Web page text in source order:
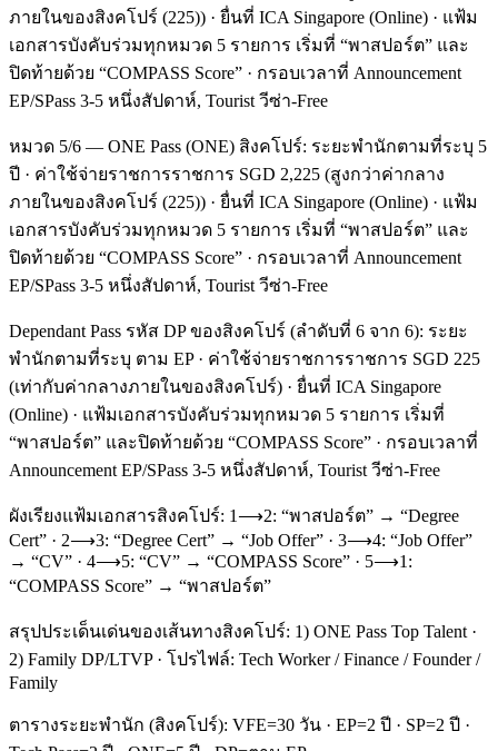
ภายในของสิงคโปร์ (225)) · ยื่นที่ ICA Singapore (Online) · แฟ้ม
เอกสารบังคับร่วมทุกหมวด 5 รายการ เริ่มที่ “พาสปอร์ต” และ
ปิดท้ายด้วย “COMPASS Score” · กรอบเวลาที่ Announcement
EP/SPass 3-5 หนึ่งสัปดาห์, Tourist วีซ่า-Free
หมวด 5/6 — ONE Pass (ONE) สิงคโปร์: ระยะพำนักตามที่ระบุ 5
ปี · ค่าใช้จ่ายราชการราชการ SGD 2,225 (สูงกว่าค่ากลาง
ภายในของสิงคโปร์ (225)) · ยื่นที่ ICA Singapore (Online) · แฟ้ม
เอกสารบังคับร่วมทุกหมวด 5 รายการ เริ่มที่ “พาสปอร์ต” และ
ปิดท้ายด้วย “COMPASS Score” · กรอบเวลาที่ Announcement
EP/SPass 3-5 หนึ่งสัปดาห์, Tourist วีซ่า-Free
Dependant Pass รหัส DP ของสิงคโปร์ (ลำดับที่ 6 จาก 6): ระยะ
พำนักตามที่ระบุ ตาม EP · ค่าใช้จ่ายราชการราชการ SGD 225
(เท่ากับค่ากลางภายในของสิงคโปร์) · ยื่นที่ ICA Singapore
(Online) · แฟ้มเอกสารบังคับร่วมทุกหมวด 5 รายการ เริ่มที่
“พาสปอร์ต” และปิดท้ายด้วย “COMPASS Score” · กรอบเวลาที่
Announcement EP/SPass 3-5 หนึ่งสัปดาห์, Tourist วีซ่า-Free
ผังเรียงแฟ้มเอกสารสิงคโปร์: 1⟶2: “พาสปอร์ต” → “Degree
Cert” · 2⟶3: “Degree Cert” → “Job Offer” · 3⟶4: “Job Offer”
→ “CV” · 4⟶5: “CV” → “COMPASS Score” · 5⟶1:
“COMPASS Score” → “พาสปอร์ต”
สรุปประเด็นเด่นของเส้นทางสิงคโปร์: 1) ONE Pass Top Talent ·
2) Family DP/LTVP · โปรไฟล์: Tech Worker / Finance / Founder /
Family
ตารางระยะพำนัก (สิงคโปร์): VFE=30 วัน · EP=2 ปี · SP=2 ปี ·